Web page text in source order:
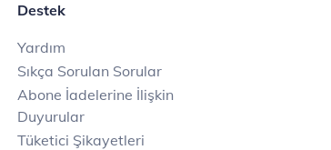
Destek
Yardım
Sıkça Sorulan Sorular
Abone İadelerine İlişkin
Duyurular
Tüketici Şikayetleri